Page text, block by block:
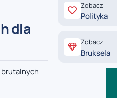
dla
brutalnych
Zobacz
Polityka
Zobacz
Bruksela